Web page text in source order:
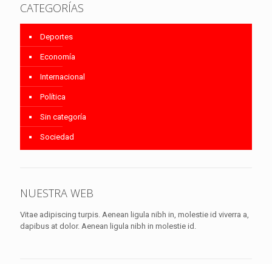
CATEGORÍAS
Deportes
Economía
Internacional
Política
Sin categoría
Sociedad
NUESTRA WEB
Vitae adipiscing turpis. Aenean ligula nibh in, molestie id viverra a,
dapibus at dolor. Aenean ligula nibh in molestie id.